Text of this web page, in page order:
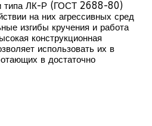
типа ЛК-Р (ГОСТ 2688-80)
на них агрессивных сред
изгибы кручения и работа
конструкционная
использовать их в
в достаточно